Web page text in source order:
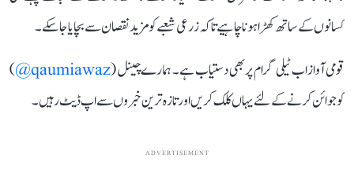
کسانوں کے ساتھ کھڑا ہونا چاہیے تاکہ زرعی شعبے کو مزید نقصان سے بچایا جا سکے۔
قومی آواز اب ٹیلی گرام پر بھی دستیاب ہے۔ ہمارے چینل (qaumiawaz@
)
کو جوائن کرنے کے لئے یہاں کلک کریں اور تازہ ترین خبروں سے اپ ڈیٹ رہیں۔
ADVERTISEMENT